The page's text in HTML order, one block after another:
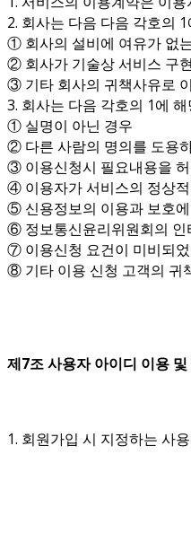
2. 회사는 다음 다음 각호의
① 회사의 설비에 여유가 없
② 회사가 기술상 서비스 구
③ 기타 회사의 귀책사유로
3. 회사는 다음 각호의 1에
① 실명이 아닌 경우
② 다른 사람의 명의를 도용
③ 이용신청시 필요내용을
④ 이용자가 서비스의 정상
⑤ 신용정보의 이용과 보호
⑥ 정보통신윤리위원회의 인
⑦ 이용신청 요건이 미비되
⑧ 기타 이용 신청 고객의 귀
제7조 사용자 아이디 이용
1. 회원가입 시 지정하는 사